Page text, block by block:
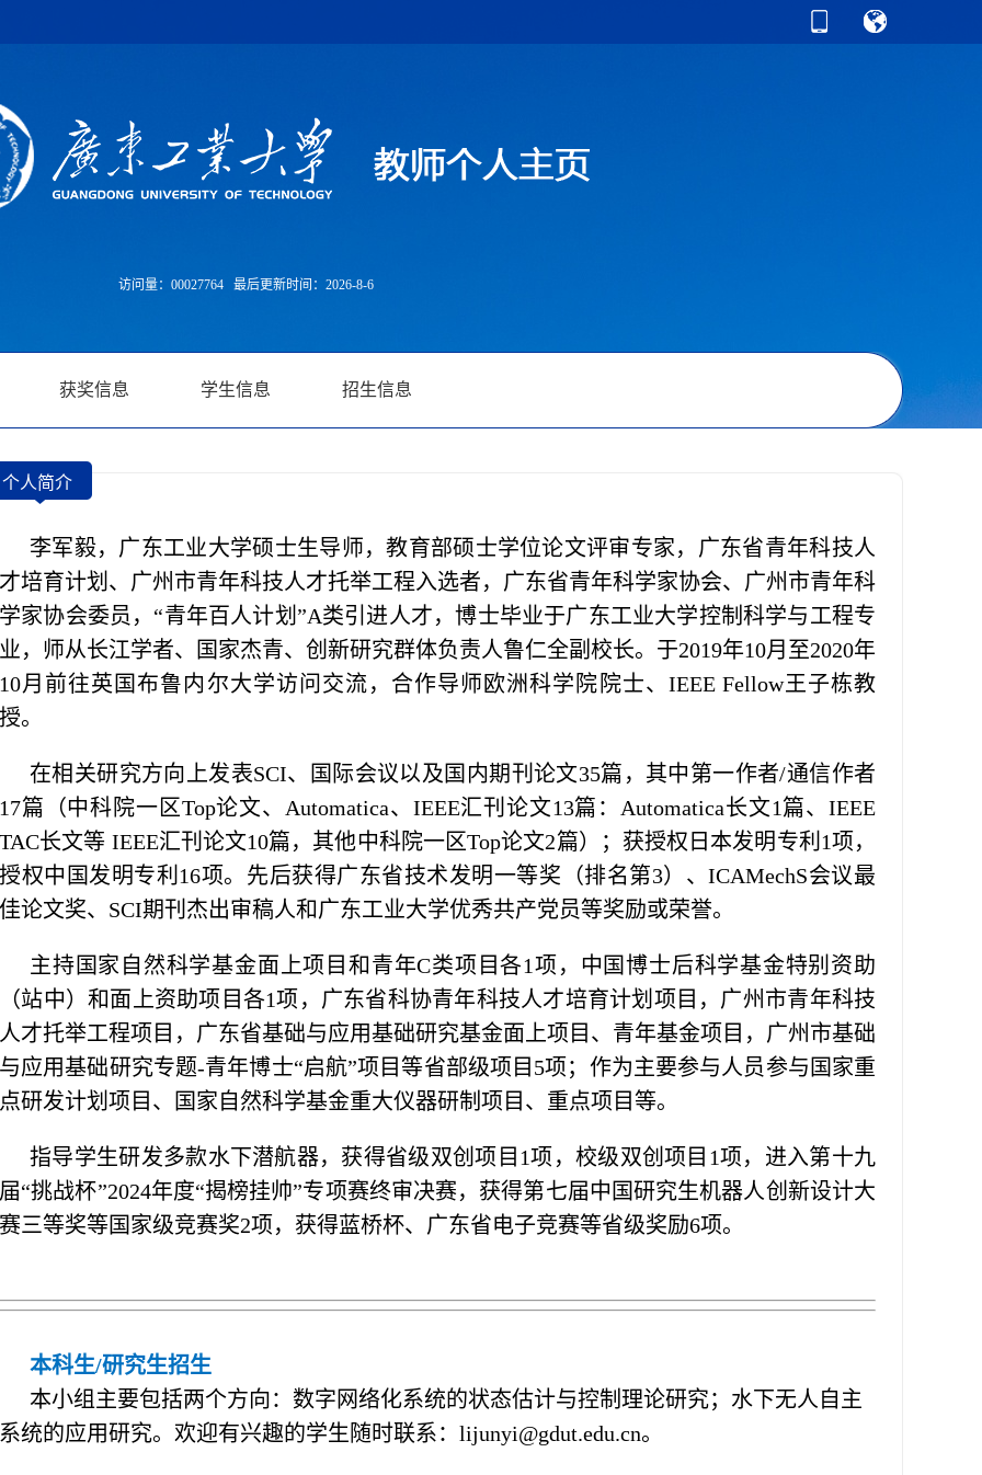
访问量： 00027764 最后更新时间： 2026-8-6
获奖信息 学生信息 招生信息
个人简介
李军毅，广东工业大学硕士生导师，教育部硕士学位论文评审专家，广东省青年科技人
才培育计划、广州市青年科技人才托举工程入选者，广东省青年科学家协会、广州市青年科
学家协会委员， “青年百人计划”A类引进人才，博士毕业于广东工业大学控制科学与工程专
业，师从长江学者、国家杰青、创新研究群体负责人鲁仁全副校长。于2019年10月至2020年
10月前往英国布鲁内尔大学访问交流，合作导师欧洲科学院院士、IEEE Fellow王子栋教
授。
在相关研究方向上发表SCI、国际会议以及国内期刊论文35篇，其中第一作者/通信作者
17篇（中科院一区Top论文、Automatica、IEEE汇刊论文13篇：Automatica长文1篇、IEEE
TAC长文等 IEEE汇刊论文10篇，其他中科院一区Top论文2篇）；获授权日本发明专利1项，
授权中国发明专利16项。先后获得广东省技术发明一等奖（排名第3）、ICAMechS会议最
佳论文奖、SCI期刊杰出审稿人和广东工业大学优秀共产党员等奖励或荣誉。
主持 国家自然科学基金面上项目和青年C类项目各1项，
中国博士后科学基金特别资助
（站中）和面上资助项目各1项， 广东省科协青年科技人才培育计划项目，广州市青年科技
人才托举工程项目，广东省基础与应用基础研究基金面上项目、青年基金项目，广州市基础
与应用基础研究专题-青年博士“启航”项目等省部级项目5项；作为主要参与人员参与国家重
点研发计划项目、国家自然科学基金重大仪器研制项目、重点项目等。
指导学生研发多款水下潜航器，获得省级双创项目1项，校级双创项目1项，进入第十九
届“挑战杯”2024年度“揭榜挂帅”专项赛终审决赛， 获得第七届中国研究生机器人创新设计大
赛三等奖等国家级竞赛奖2项， 获得蓝桥杯、广东省电子竞赛等省级奖励6项。
本科生/研究生招生
本小组主要包括两个方向： 数字网络化系统的状态估计与控制理论研究；水下无人自主
系统的应用研究。欢迎有兴趣的学生随时联系：lijunyi@gdut.edu.cn。